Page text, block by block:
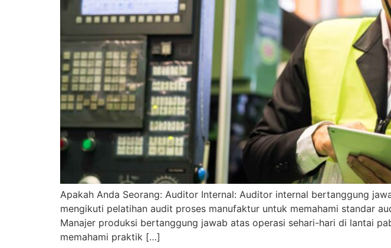
Apakah Anda Seorang: Auditor Internal: Auditor internal bertanggung
mengikuti pelatihan audit proses manufaktur untuk memahami standar
Manajer produksi bertanggung jawab atas operasi sehari-hari di lantai
memahami praktik […]